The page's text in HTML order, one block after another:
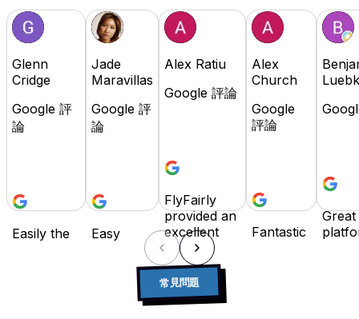
Glenn
Cridge
Google 評
論
Easily the
Jade
Maravillas
Google 評
論
Easy
payment
Alex Ratiu
Google 評論
FlyFairly
provided an
excellent
booking
experience
with
competitive
Alex
Church
Google
評論
Fantastic
Great
常見問題